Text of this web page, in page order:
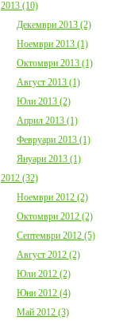
2013 (10)
Декември 2013 (2)
Ноември 2013 (1)
Октомври 2013 (1)
Август 2013 (1)
Юли 2013 (2)
Април 2013 (1)
Февруари 2013 (1)
Януари 2013 (1)
2012 (32)
Ноември 2012 (2)
Октомври 2012 (2)
Септември 2012 (5)
Август 2012 (2)
Юли 2012 (2)
Юни 2012 (4)
Май 2012 (3)